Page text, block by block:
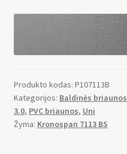
Produkto kodas: P107113B
Kategorijos: Baldinės briaunos
3.0, PVC briaunos, Uni
Žyma: Kronospan 7113 BS